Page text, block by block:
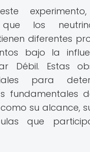
que los
diferentes
bajo la
Débil. Estas
para
fundamentales
su alcance,
que